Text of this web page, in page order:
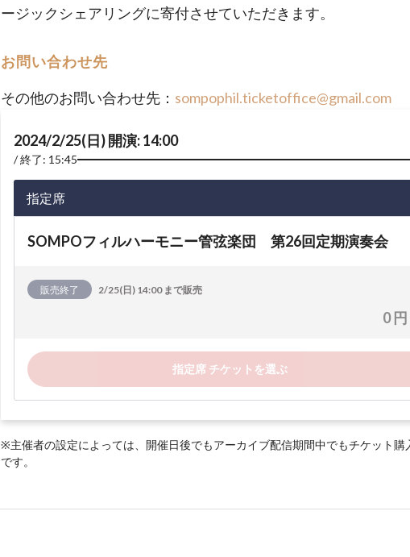
ージックシェアリングに寄付させていただきます。
お問い合わせ先
その他のお問い合わせ先： sompophil.ticketoffice@gmail.com
2024/2/25(日) 開演: 14:00
終了: 15:45
指定席
SOMPOフィルハーモニー管弦楽団 第26回定期演奏会
販売終了 2/25(日) 14:00 まで販売
0 円
指定席 チケットを選ぶ
※主催者の設定によっては、開催日後でもアーカイブ配信期間中でもチケット購
です。